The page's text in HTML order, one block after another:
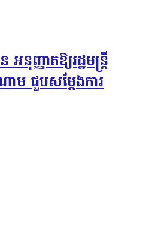
ញ្ញាតឱ្យរដ្ឋមន្ត្រី
ម ជួបសម្តែងការ